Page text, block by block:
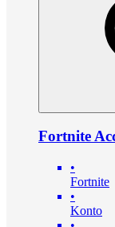
Fortnite
•
Fortnite
•
Konto